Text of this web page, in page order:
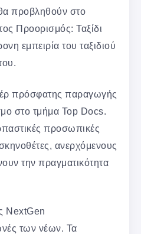
προβληθούν στο
Προορισμός: Ταξίδι
εμπειρία του ταξιδιού
πρόσφατης παραγωγής
στο τμήμα Top Docs.
προσωπικές
ανερχόμενους
την πραγματικότητα
NextGen
των νέων. Τα